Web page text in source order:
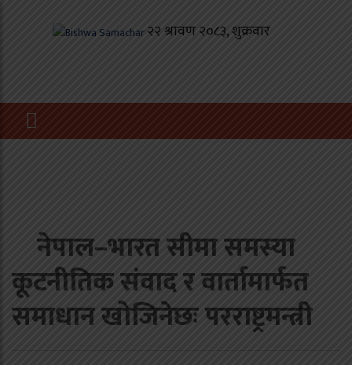
नेपाल–भारत सीमा समस्या
कूटनीतिक संवाद र वार्तामार्फत
समाधान खोजिनेछः परराष्ट्रमन्त्री